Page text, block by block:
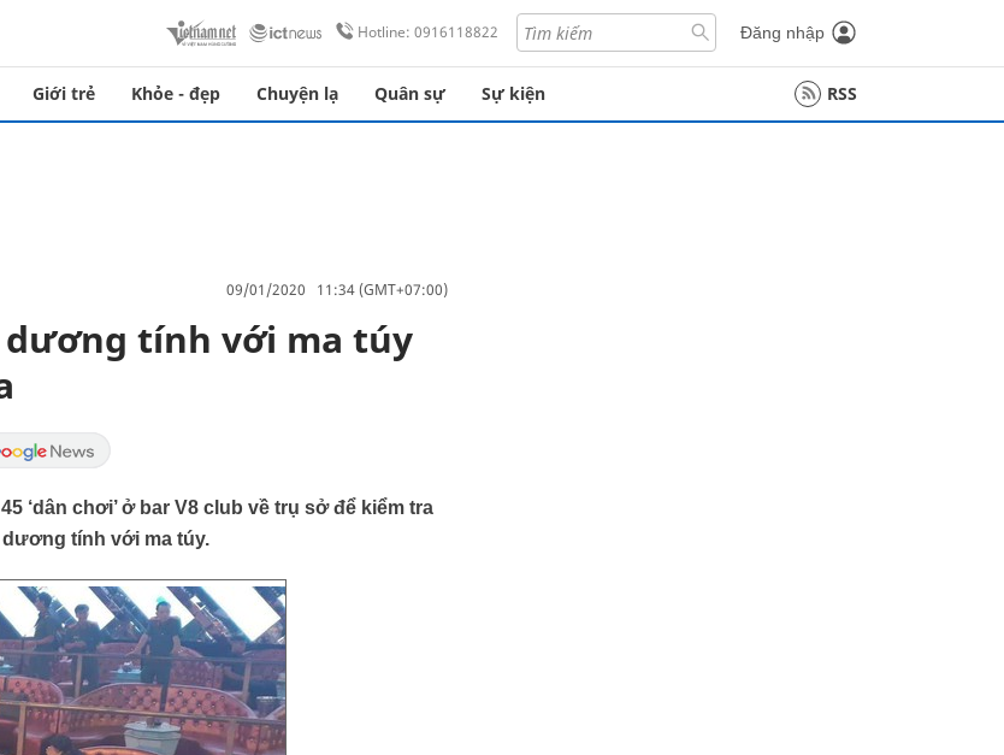
Hotline: 0916118822 Đăng nhập
Giới trẻ Khỏe - đẹp Chuyện lạ Quân sự Sự kiện RSS
09/01/2020 11:34 (GMT+07:00)
tính với ma túy
‘dân chơi’ ở bar V8 club về trụ sở để kiểm tra
tính với ma túy.